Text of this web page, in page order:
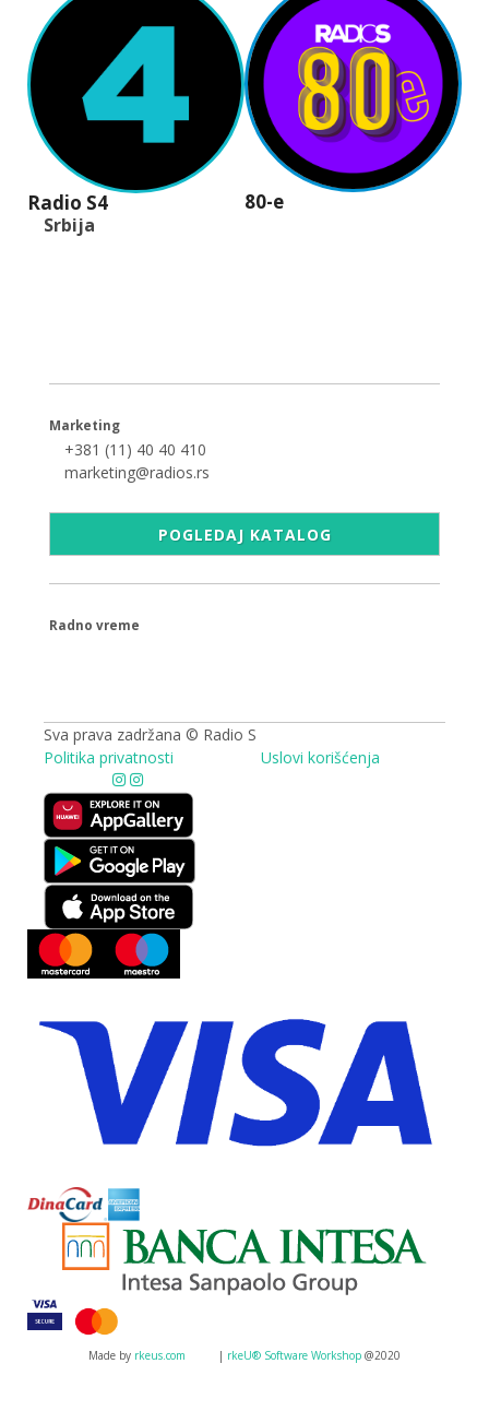
Radio S4 80-e
Srbija
Marketing
+381 (11) 40 40 410
marketing@radios.rs
POGLEDAJ KATALOG
Radno vreme
Sva prava zadržana © Radio S
Politika privatnosti
Uslovi korišćenja
Made by rkeus.com | rkeU® Software Workshop @2020